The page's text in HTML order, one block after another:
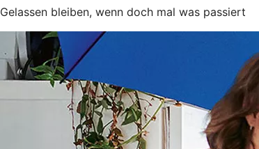
Gelassen bleiben, wenn doch mal was passiert